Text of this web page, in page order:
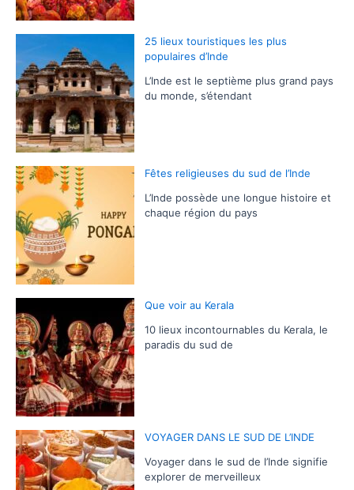
25 lieux touristiques les plus
populaires d’Inde
L’Inde est le septième plus grand pays
du monde, s’étendant
Fêtes religieuses du sud de l’Inde
L’Inde possède une longue histoire et
chaque région du pays
Que voir au Kerala
10 lieux incontournables du Kerala, le
paradis du sud de
VOYAGER DANS LE SUD DE L’INDE
Voyager dans le sud de l’Inde signifie
explorer de merveilleux